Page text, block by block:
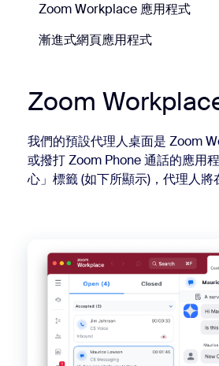
Zoom Workplace 應用程式
Zoom Workplace 用戶端應用程
漸進式網頁應用程式
漸進式網頁應用程式
Zoom
我們的預設代理人桌面是 Zoom
或撥打 Zoom Phone 通話的應用
心」標籤 (如下所顯示)，代理人